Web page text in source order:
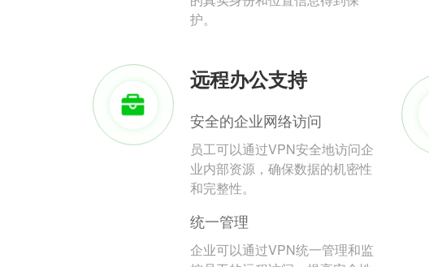
护。
远程办公支持
安全的企业网络访问
员工可以通过VPN安全地访问企
业内部资源，确保数据的机密性
和完整性。
统一管理
企业可以通过VPN统一管理和监